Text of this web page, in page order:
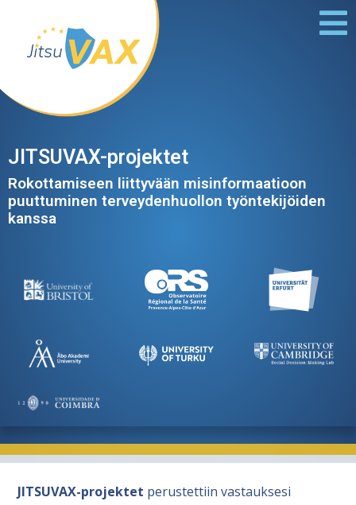
JITSUVAX-projektet
Rokottamiseen liittyvään misinformaatioon
puuttuminen​ terveydenhuollon työntekijöiden
kanssa
JITSUVAX-projektet perustettiin vastauksesi